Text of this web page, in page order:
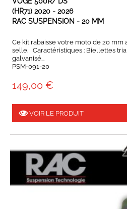
(HR71) 2020 - 2026
RAC SUSPENSION - 20 MM
Ce kit rabaisse votre moto de 20 mm
selle. Caractéristiques : Biellettes
galvanisé...
PSM-091-20
149,00 €
VOIR LE PRODUIT